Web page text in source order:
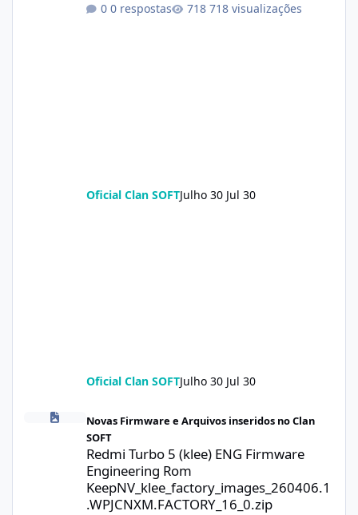
0 respostas
718 visualizações
Oficial Clan SOFTJulho 30 Jul 30
Oficial Clan SOFTJulho 30 Jul 30
Redmi Turbo 5 (klee) ENG Firmware Engineering Rom
Novas Firmware e Arquivos inseridos no Clan
SOFT
Redmi Turbo 5 (klee) ENG Firmware
Engineering Rom
KeepNV_klee_factory_images_260406.1
.WPJCNXM.FACTORY_16_0.zip